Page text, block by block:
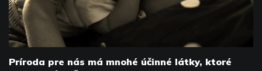
Príroda pre nás má mnohé účinné látky, ktoré